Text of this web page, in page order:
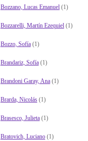
Bozzano, Lucas Emanuel(1)
Bozzarelli, Martín Ezequiel(1)
Bozzo, Sofía(1)
Brandariz, Sofía(1)
Brandoni Garay, Ana(1)
Brarda, Nicolás(1)
Brasesco, Julieta(1)
Bratovich, Luciano(1)